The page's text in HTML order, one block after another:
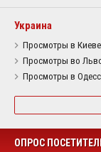
Украина
Просмотры в Киеве
Просмотры во
Просмотры в
ОПРОС